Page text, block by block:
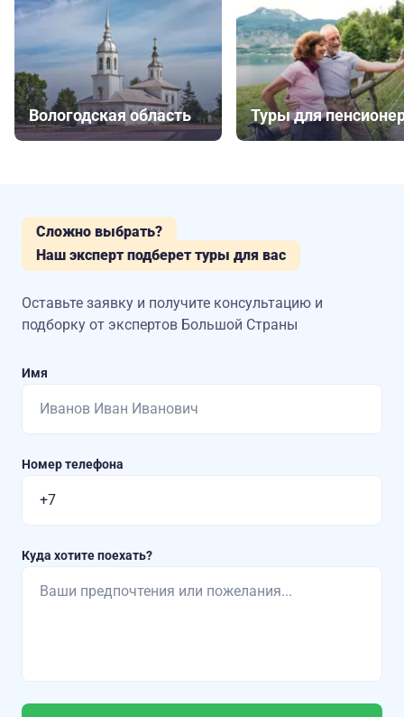
Вологодская область Туры для
Сложно выбрать?
Наш эксперт подберет туры для вас
Оставьте заявку и получите консультацию и
подборку от экспертов Большой Страны
Имя
Номер телефона
Куда хотите поехать?